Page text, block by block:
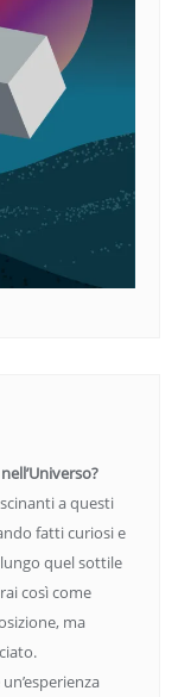
a questi
fatti curiosi e
quel sottile
così come
ma